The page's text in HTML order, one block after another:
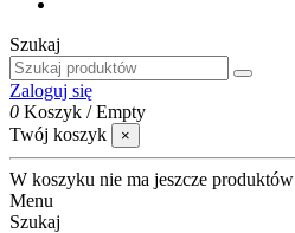
Szukaj
Zaloguj się
0 Koszyk /Empty
Twój koszyk
×
W koszyku nie ma jeszcze produktów
Menu
Szukaj